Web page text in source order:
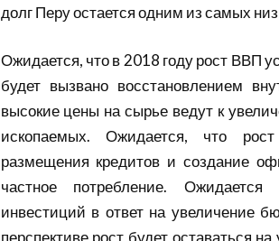
долг Перу остается одним из самых
Ожидается, что в 2018 году рост ВВП
будет вызвано восстановлением
высокие цены на сырье ведут к
ископаемых. Ожидается, что
размещения кредитов и создание
частное потребление. Ожидается
инвестиций в ответ на увеличение